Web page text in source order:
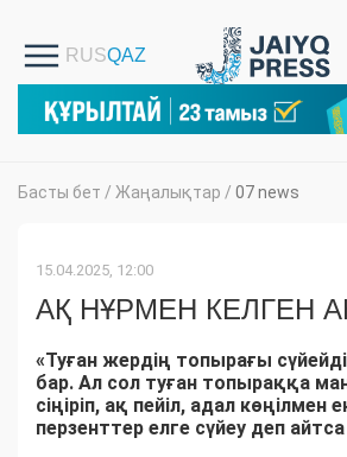
Басты бет / Жаңалықтар / 07 news
15.04.2025, 12:00
АҚ НҰРМЕН КЕЛГЕН
«Туған жердің топырағы
бар. Ал сол туған топыраққа
сіңіріп, ақ пейіл, адал көңілмен
перзенттер елге сүйеу деп